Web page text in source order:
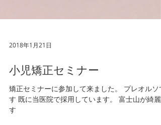
2018年1月21日
小児矯正セミナー
矯正セミナーに参加して来ました。 プレオルソで